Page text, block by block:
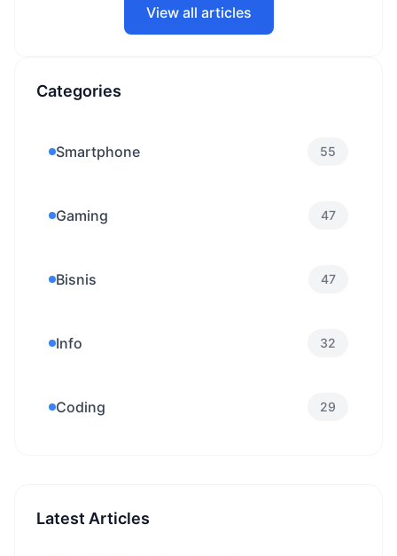
View all articles
Categories
Smartphone 55
Gaming 47
Bisnis 47
Info 32
Coding 29
Latest Articles